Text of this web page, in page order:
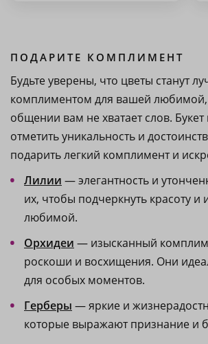
ПОДАРИТЕ КОМПЛИМЕНТ
Будьте уверены, что цветы станут
комплиментом для вашей любимой,
общении вам не хватает слов.
отметить уникальность и
подарить легкий комплимент и
Лилии — элегантность и
их, чтобы подчеркнуть красоту и
любимой.
Орхидеи — изысканный
роскоши и восхищения. Они
для особых моментов.
Герберы — яркие и
которые выражают признание и